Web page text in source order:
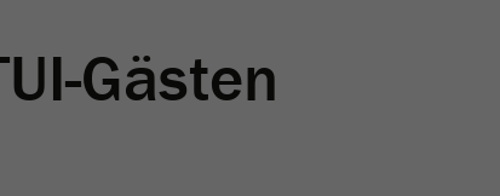
Gästen